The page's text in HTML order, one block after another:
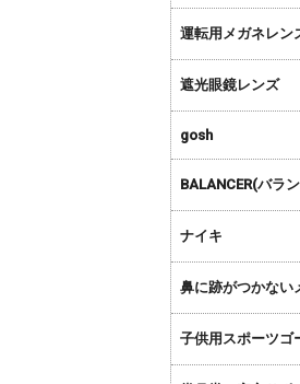
運転用メガネレン
遮光眼鏡レンズ
gosh
BALANCER(バラン
ナイキ
鼻に跡がつかない
子供用スポーツゴ